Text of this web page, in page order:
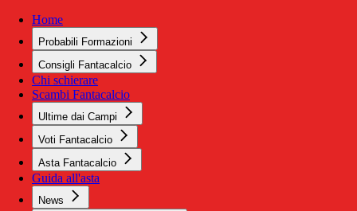
Home
Probabili Formazioni
Consigli Fantacalcio
Chi schierare
Scambi Fantacalcio
Ultime dai Campi
Voti Fantacalcio
Asta Fantacalcio
Guida all'asta
News